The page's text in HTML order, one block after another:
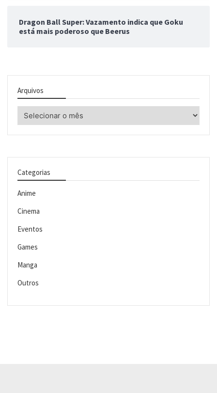
Dragon Ball Super: Vazamento indica que Goku
está mais poderoso que Beerus
Arquivos
Arquivos
Categorias
Anime
Cinema
Eventos
Games
Manga
Outros